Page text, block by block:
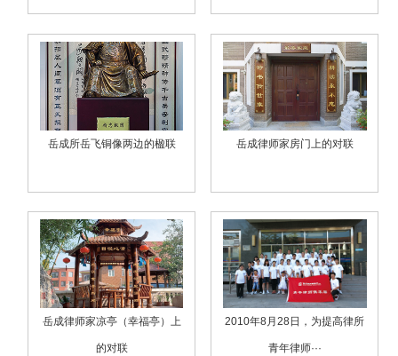
岳成所岳飞铜像两边的楹联 岳成律师家房门上的对联
岳成律师家凉亭（幸福亭）上
的对联
2010年8月28日，为提高律所
青年律师···